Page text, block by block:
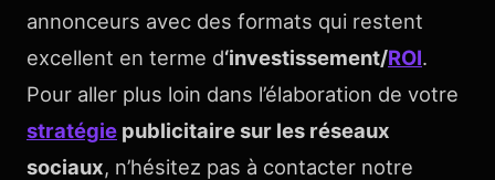
annonceurs avec des formats qui restent
excellent en terme d‘investissement/ROI.
Pour aller plus loin dans l’élaboration de votre
stratégie publicitaire sur les réseaux
sociaux, n’hésitez pas à contacter notre